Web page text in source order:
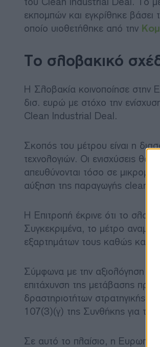
εκπομπών και εγκρίθηκε
οποίο υιοθετήθηκε από την
Το σλοβακικό
Η Σλοβακία κοινοποίησε στην
δισ. ευρώ με στόχο την
Clean Industrial Deal.
Σκοπός του μέτρου είναι η
τεχνολογιών. Οι ενισχύσεις
απευθύνονται τόσο σε
αύξηση της παραγωγής
Η Επιτροπή έκρινε ότι το
Συγκεκριμένα, το μέτρο
εξαρτημάτων τους καθώς και
Σύμφωνα με την αξιολόγηση της
επιτάχυνση της μετάβασης
δραστηριοτήτων στρατηγικής
107(3)(γ) της Συνθήκης για τη
Σε αυτό το πλαίσιο, η